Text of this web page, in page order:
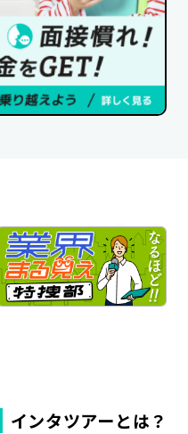
インタツアーとは？